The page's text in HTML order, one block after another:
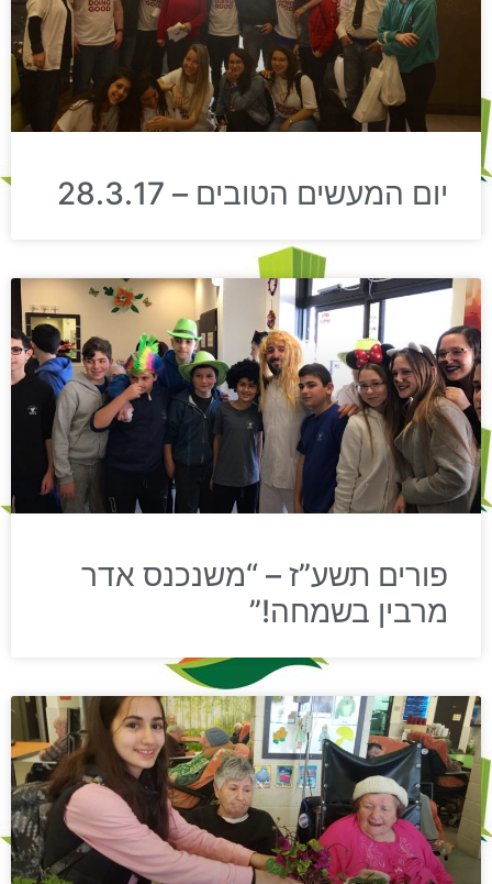
יום המעשים הטובים – 28.3.17
פורים תשע”ז – “משנכנס אדר
מרבין בשמחה!”